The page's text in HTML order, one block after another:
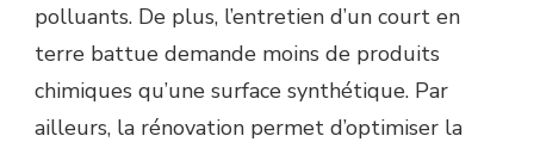
polluants. De plus, l’entretien d’un court en
terre battue demande moins de produits
chimiques qu’une surface synthétique. Par
ailleurs, la rénovation permet d’optimiser la